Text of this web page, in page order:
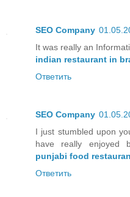
SEO Company
It was really an
indian restaurant in
Ответить
SEO Company
I just stumbled upon
have really enjoyed
punjabi food
Ответить